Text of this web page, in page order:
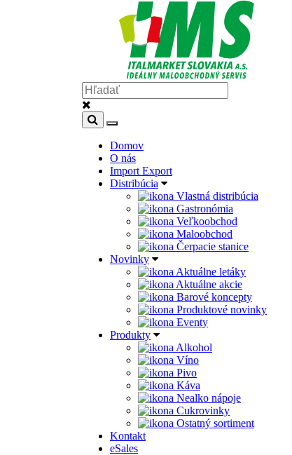
Domov
O nás
Import Export
Distribúcia
Vlastná distribúcia
Gastronómia
Veľkoobchod
Maloobchod
Čerpacie stanice
Novinky
Aktuálne letáky
Aktuálne akcie
Barové koncepty
Produktové novinky
Eventy
Produkty
Alkohol
Víno
Pivo
Káva
Nealko nápoje
Cukrovinky
Ostatný sortiment
Kontakt
eSales